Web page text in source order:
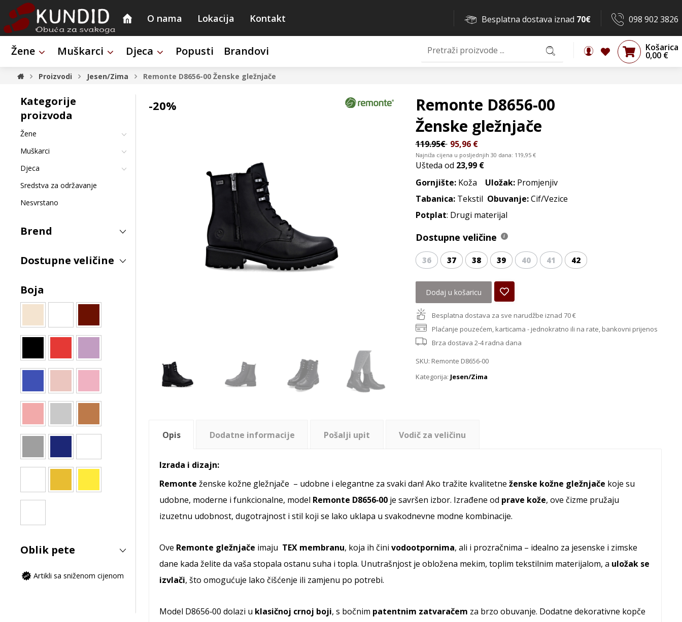
O nama Lokacija Kontakt 098 902 3826
Besplatna dostava iznad 70€
Žene Muškarci Djeca Popusti Brandovi Košarica
0,00 €
Proizvodi Jesen/Zima Remonte D8656-00 Ženske gležnjače
-20%
Remonte D8656-00
Ženske gležnjače
119.95€ 95,96 €
Najniža cijena u posljednjih 30 dana: 119,95 €
Ušteda od 23,99 €
Gornjište:Koža Uložak:Promjenjiv
Tabanica:Tekstil Obuvanje:Cif/Vezice
Potplat: Drugi materijal
Dostupne veličine
36 37 38 39 40 41 42
Dodaj u košaricu
Besplatna dostava za sve narudžbe iznad 70 €
Plaćanje pouzećem, karticama - jednokratno ili na rate, bankovni prijenos
Brza dostava 2-4 radna dana
SKU: Remonte D8656-00
Kategorija: Jesen/Zima
Opis Dodatne informacije Pošalji upit Vodič za veličinu
Izrada i dizajn:
Remonte ženske kožne gležnjače – udobne i elegantne za svaki dan! Ako tražite kvalitetne ženske kožne gležnjače koje su
udobne, moderne i funkcionalne, model Remonte D8656‑00je savršen izbor. Izrađene od prave kože, ove čizme pružaju
izuzetnu udobnost, dugotrajnost i stil koji se lako uklapa u svakodnevne modne kombinacije.
Ove Remonte gležnjače imaju TEX membranu, koja ih čini vodootpornima, ali i prozračnima – idealno za jesenske i zimske
dane kada želite da vaša stopala ostanu suha i topla. Unutrašnjost je obložena mekim, toplim tekstilnim materijalom, a uložak se
izvlači, što omogućuje lako čišćenje ili zamjenu po potrebi.
Model D8656‑00 dolazi u klasičnoj crnoj boji, s bočnim patentnim zatvaračem za brzo obuvanje. Dodatne dekorativne kopče
Kategorije
proizvoda
Žene
Muškarci
Djeca
Sredstva za održavanje
Nesvrstano
Brend
Dostupne veličine
Boja
Oblik pete
Artikli sa sniženom cijenom